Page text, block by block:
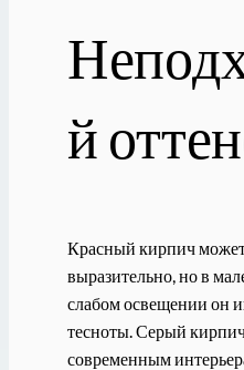
й
Красный кирпич может
выразительно, но в
слабом освещении он
тесноты. Серый
современным